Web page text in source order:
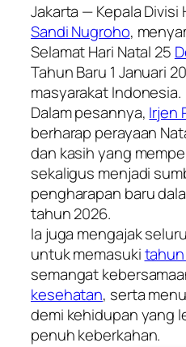
Jakarta — Kepala Divisi
Sandi Nugroho,
Selamat Hari Natal 25
Tahun Baru 1 Januari
masyarakat Indonesia.
Dalam pesannya, Irjen
berharap perayaan
dan kasih yang
sekaligus menjadi
pengharapan baru
tahun 2026.
Ia juga mengajak
untuk memasuki
semangat
kesehatan, serta
demi kehidupan yang
penuh keberkahan.